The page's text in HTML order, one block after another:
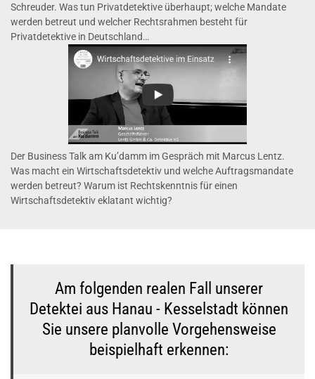
Schreuder. Was tun Privatdetektive überhaupt; welche Mandate
werden betreut und welcher Rechtsrahmen besteht für
Privatdetektive in Deutschland…
Der Business Talk am Ku’damm im Gespräch mit Marcus Lentz.
Was macht ein Wirtschaftsdetektiv und welche Auftragsmandate
werden betreut? Warum ist Rechtskenntnis für einen
Wirtschaftsdetektiv eklatant wichtig?
Am folgenden realen Fall unserer
Detektei aus Hanau - Kesselstadt können
Sie unsere planvolle Vorgehensweise
beispielhaft erkennen: